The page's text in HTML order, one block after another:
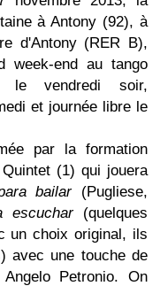
à Antony (92), à
d'Antony (RER B),
week-end au tango
le vendredi soir,
et journée libre le
par la formation
(1) qui jouera
bailar(Pugliese,
escuchar(quelques
un choix original, ils
avec une touche de
Angelo Petronio. On